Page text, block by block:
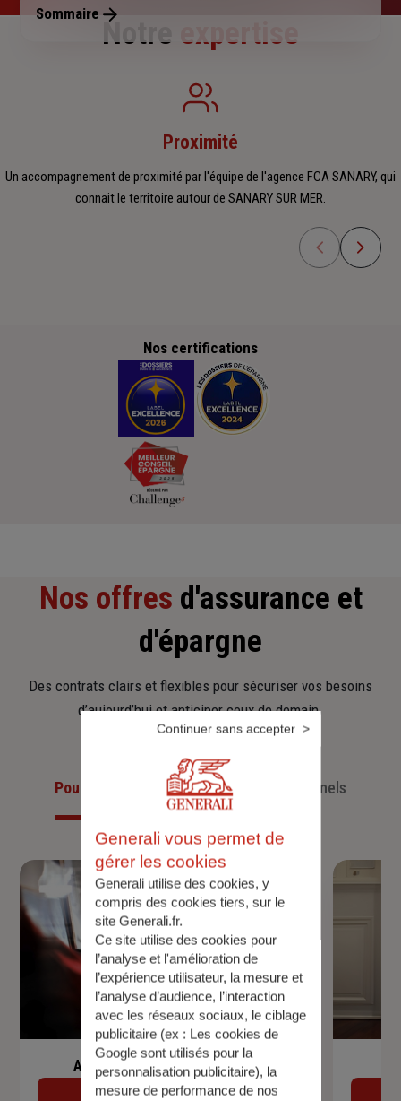
Sommaire
Notre expertise
Proximité
Un accompagnement de proximité par l'équipe de l'agence FCA SANARY, qui
connait le territoire autour de SANARY SUR MER.
Nos certifications
Nos offres d'assurance et
d'épargne
Des contrats clairs et flexibles pour sécuriser vos besoins
d’aujourd’hui et anticiper ceux de demain.
Pour les particuliersPour les professionnels
Assurance de prêt immobilier
Generali vous permet de
gérer les cookies
Generali utilise des cookies, y
compris des cookies tiers, sur le
site Generali.fr.
Ce site utilise des cookies pour
l’analyse et l'amélioration de
l’expérience utilisateur, la mesure et
l’analyse d’audience, l’interaction
avec les réseaux sociaux, le ciblage
publicitaire (ex : Les cookies de
Google sont utilisés pour la
personnalisation publicitaire), la
mesure de performance de nos
Continuer sans accepter